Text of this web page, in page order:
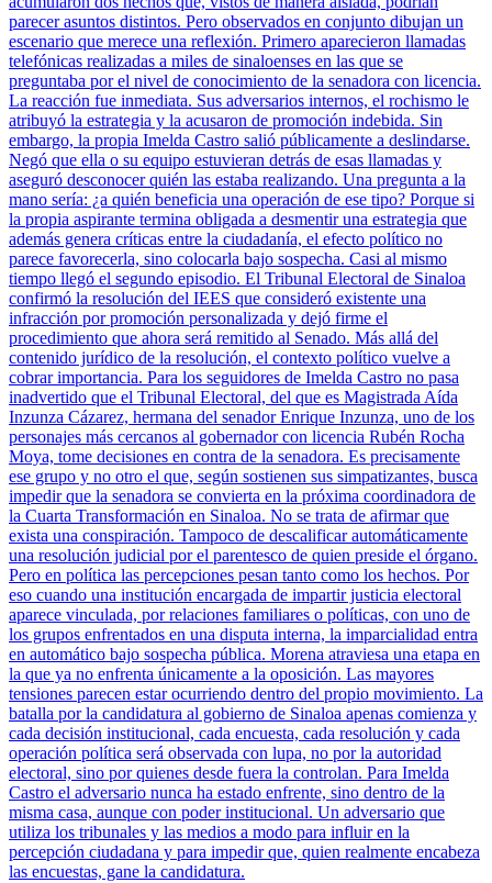
parecer asuntos distintos. Pero observados en conjunto dibujan un
escenario que merece una reflexión. Primero aparecieron llamadas
telefónicas realizadas a miles de sinaloenses en las que se
preguntaba por el nivel de conocimiento de la senadora con licencia.
La reacción fue inmediata. Sus adversarios internos, el rochismo le
atribuyó la estrategia y la acusaron de promoción indebida. Sin
embargo, la propia Imelda Castro salió públicamente a deslindarse.
Negó que ella o su equipo estuvieran detrás de esas llamadas y
aseguró desconocer quién las estaba realizando. Una pregunta a la
mano sería: ¿a quién beneficia una operación de ese tipo? Porque si
la propia aspirante termina obligada a desmentir una estrategia que
además genera críticas entre la ciudadanía, el efecto político no
parece favorecerla, sino colocarla bajo sospecha. Casi al mismo
tiempo llegó el segundo episodio. El Tribunal Electoral de Sinaloa
confirmó la resolución del IEES que consideró existente una
infracción por promoción personalizada y dejó firme el
procedimiento que ahora será remitido al Senado. Más allá del
contenido jurídico de la resolución, el contexto político vuelve a
cobrar importancia. Para los seguidores de Imelda Castro no pasa
inadvertido que el Tribunal Electoral, del que es Magistrada Aída
Inzunza Cázarez, hermana del senador Enrique Inzunza, uno de los
personajes más cercanos al gobernador con licencia Rubén Rocha
Moya, tome decisiones en contra de la senadora. Es precisamente
ese grupo y no otro el que, según sostienen sus simpatizantes, busca
impedir que la senadora se convierta en la próxima coordinadora de
la Cuarta Transformación en Sinaloa. No se trata de afirmar que
exista una conspiración. Tampoco de descalificar automáticamente
una resolución judicial por el parentesco de quien preside el órgano.
Pero en política las percepciones pesan tanto como los hechos. Por
eso cuando una institución encargada de impartir justicia electoral
aparece vinculada, por relaciones familiares o políticas, con uno de
los grupos enfrentados en una disputa interna, la imparcialidad entra
en automático bajo sospecha pública. Morena atraviesa una etapa en
la que ya no enfrenta únicamente a la oposición. Las mayores
tensiones parecen estar ocurriendo dentro del propio movimiento. La
batalla por la candidatura al gobierno de Sinaloa apenas comienza y
cada decisión institucional, cada encuesta, cada resolución y cada
operación política será observada con lupa, no por la autoridad
electoral, sino por quienes desde fuera la controlan. Para Imelda
Castro el adversario nunca ha estado enfrente, sino dentro de la
misma casa, aunque con poder institucional. Un adversario que
utiliza los tribunales y las medios a modo para influir en la
percepción ciudadana y para impedir que, quien realmente encabeza
las encuestas, gane la candidatura.